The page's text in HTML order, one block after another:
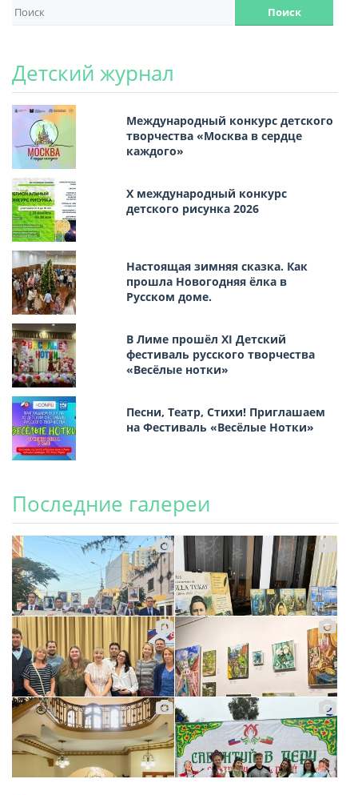
Детский журнал
Международный конкурс детского
творчества «Москва в сердце
каждого»
Х международный конкурс
детского рисунка 2026
Настоящая зимняя сказка. Как
прошла Новогодняя ёлка в
Русском доме.
В Лиме прошёл XI Детский
фестиваль русского творчества
«Весёлые нотки»
Песни, Театр, Стихи! Приглашаем
на Фестиваль «Весёлые Нотки»
Последние галереи